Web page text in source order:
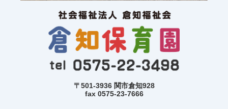
〒501-3936 関市倉知928
fax 0575-23-7666